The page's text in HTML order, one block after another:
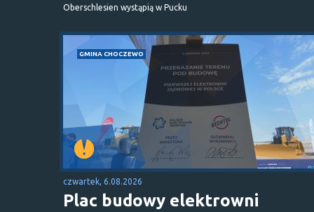
Oberschlesien wystąpią w Pucku
GMINA CHOCZEWO
czwartek, 6.08.2026
Plac budowy elektrowni